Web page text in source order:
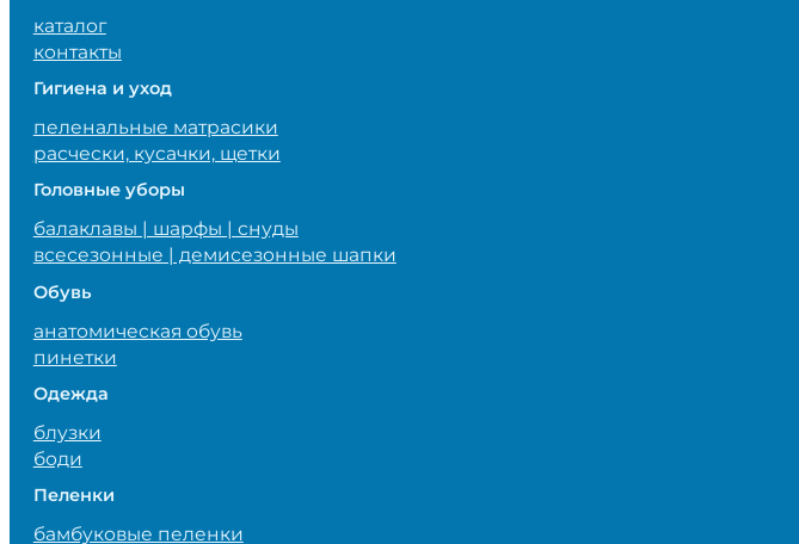
каталог
контакты
Гигиена и уход
пеленальные матрасики
расчески, кусачки, щетки
Головные уборы
балаклавы | шарфы | снуды
всесезонные | демисезонные шапки
Обувь
анатомическая обувь
пинетки
Одежда
блузки
боди
Пеленки
бамбуковые пеленки